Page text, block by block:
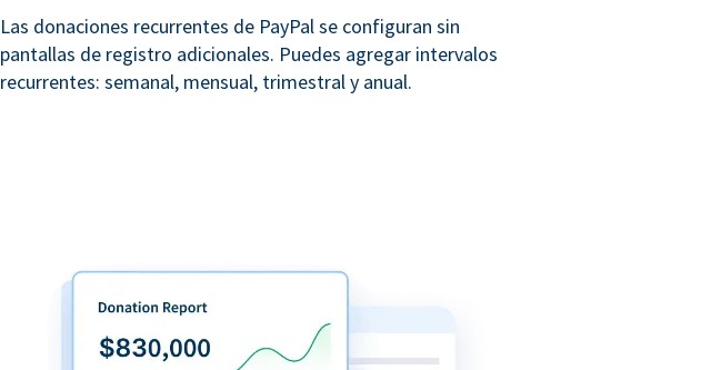
Las donaciones recurrentes de PayPal se configuran sin
pantallas de registro adicionales. Puedes agregar intervalos
recurrentes: semanal, mensual, trimestral y anual.